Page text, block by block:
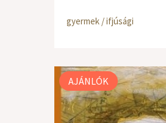
gyermek / ifjúsági
AJÁNLÓK